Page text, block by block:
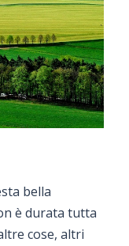
bella
è durata tutta
cose, altri